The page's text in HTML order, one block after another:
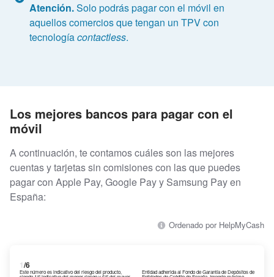
Atención.Solo podrás pagar con el móvil en
aquellos comercios que tengan un TPV con
tecnologíacontactless.
Los mejores bancos para pagar con el
móvil
A continuación, te contamos cuáles son las mejores
cuentas y tarjetas sin comisiones con las que puedes
pagar con Apple Pay, Google Pay y Samsung Pay en
España:
Ordenado por HelpMyCash
1/6
Este número es indicativo del riesgo del producto, Entidad adherida al Fondo de Garantía de Depósitos de